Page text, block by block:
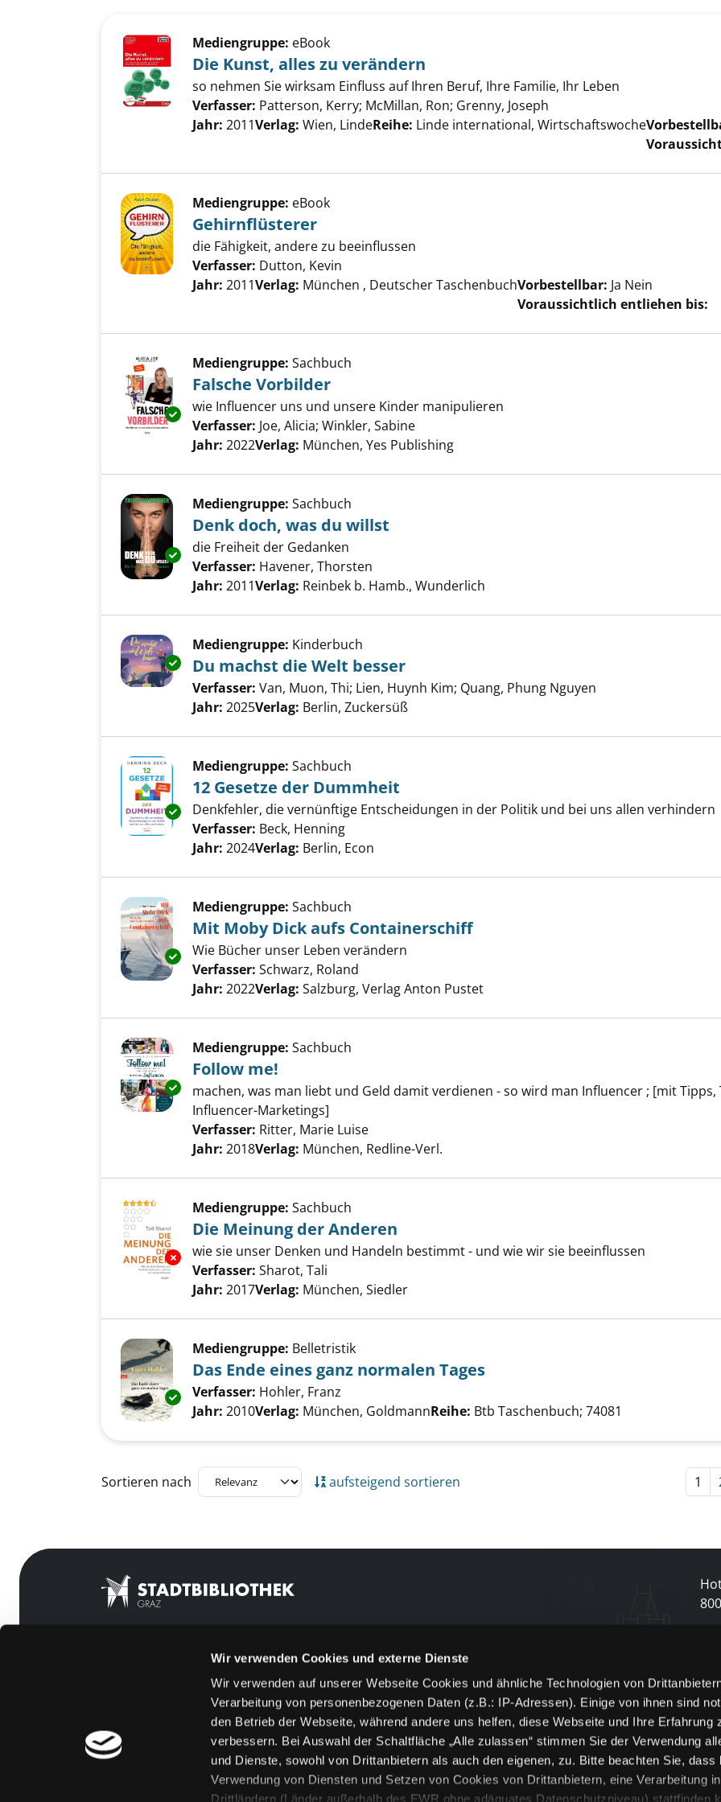
Wir verwenden Cookies und externe Dienste
Wir verwenden auf unserer Webseite Cookies und ähnliche Technologien von
Verarbeitung von personenbezogenen Daten (z.B.: IP-Adressen). Einige von ihnen sind
den Betrieb der Webseite, während andere uns helfen, diese Webseite und Ihre Erfahrung
verbessern. Bei Auswahl der Schaltfläche „Alle zulassen“ stimmen Sie der Verwendung
und Dienste, sowohl von Drittanbietern als auch den eigenen, zu. Bitte beachten Sie, dass
Verwendung von Diensten und Setzen von Cookies von Drittanbietern, eine Verarbeitung
Drittländern (Länder außerhalb des EWR ohne adäquates Datenschutzniveau) stattfinden
Mediengruppe: eBook
Die Kunst, alles zu verändern
so nehmen Sie wirksam Einfluss auf Ihren Beruf, Ihre Familie, Ihr Leben
Verfasser: Patterson, Kerry; McMillan, Ron; Grenny, Joseph
Jahr: 2011Verlag: Wien, LindeReihe: Linde international, Wirtschaftswoche
Mediengruppe: eBook
Gehirnflüsterer
die Fähigkeit, andere zu beeinflussen
Verfasser: Dutton, Kevin
Jahr: 2011Verlag: München , Deutscher TaschenbuchVorbestellbar: Ja Nein
Voraussichtlich entliehen bis:
Exemplar-Details von Falsche Vorbilder anzeigen
Mediengruppe: Sachbuch
Falsche Vorbilder
wie Influencer uns und unsere Kinder manipulieren
Verfasser: Joe, Alicia; Winkler, Sabine
Jahr: 2022Verlag: München, Yes Publishing
Exemplar-Details von Denk doch, was du willst anzeigen
Mediengruppe: Sachbuch
Denk doch, was du willst
die Freiheit der Gedanken
Verfasser: Havener, Thorsten
Jahr: 2011Verlag: Reinbek b. Hamb., Wunderlich
Exemplar-Details von Du machst die Welt besser anzeigen
Mediengruppe: Kinderbuch
Du machst die Welt besser
Verfasser: Van, Muon, Thi; Lien, Huynh Kim; Quang, Phung Nguyen
Jahr: 2025Verlag: Berlin, Zuckersüß
Exemplar-Details von 12 Gesetze der Dummheit anzeigen
Mediengruppe: Sachbuch
12 Gesetze der Dummheit
Denkfehler, die vernünftige Entscheidungen in der Politik und bei uns allen verhindern
Verfasser: Beck, Henning
Jahr: 2024Verlag: Berlin, Econ
Exemplar-Details von Mit Moby Dick aufs Containerschiff anzeigen
Mediengruppe: Sachbuch
Mit Moby Dick aufs Containerschiff
Wie Bücher unser Leben verändern
Verfasser: Schwarz, Roland
Jahr: 2022Verlag: Salzburg, Verlag Anton Pustet
Exemplar-Details von Follow me! anzeigen
Mediengruppe: Sachbuch
Follow me!
machen, was man liebt und Geld damit verdienen - so wird man Influencer ; [mit
Influencer-Marketings]
Verfasser: Ritter, Marie Luise
Jahr: 2018Verlag: München, Redline-Verl.
Exemplar-Details von Die Meinung der Anderen anzeigen
Mediengruppe: Sachbuch
Die Meinung der Anderen
wie sie unser Denken und Handeln bestimmt - und wie wir sie beeinflussen
Verfasser: Sharot, Tali
Jahr: 2017Verlag: München, Siedler
Exemplar-Details von Das Ende eines ganz normalen Tages anzeigen
Mediengruppe: Belletristik
Das Ende eines ganz normalen Tages
Verfasser: Hohler, Franz
Jahr: 2010Verlag: München, GoldmannReihe: Btb Taschenbuch; 74081
Zu den Suchfiltern springen
Sortieren nach aufsteigend sortieren 1
800
[kju:b]
Feedback
Kontakt
Über uns
Jobs
Medienwunsch